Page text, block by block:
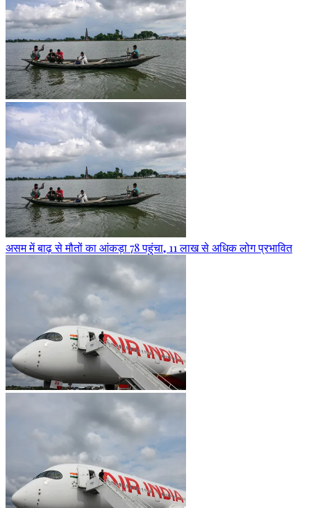
असम में बाढ़ से मौतों का आंकड़ा 78 पहुंचा, 11 लाख से अधिक लोग प्रभावित